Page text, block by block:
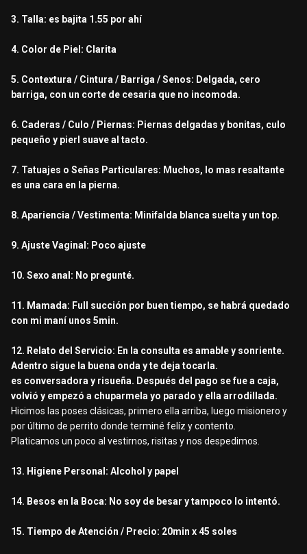
3. Talla: es bajita 1.55 por ahí
4. Color de Piel: Clarita
5. Contextura / Cintura / Barriga / Senos: Delgada, cero
barriga, con un corte de cesaria que no incomoda.
6. Caderas / Culo / Piernas: Piernas delgadas y bonitas, culo
pequeño y pierl suave al tacto.
7. Tatuajes o Señas Particulares: Muchos, lo mas resaltante
es una cara en la pierna.
8. Apariencia / Vestimenta: Minifalda blanca suelta y un top.
9. Ajuste Vaginal: Poco ajuste
10. Sexo anal: No pregunté.
11. Mamada: Full succión por buen tiempo, se habrá quedado
con mi maní unos 5min.
12. Relato del Servicio: En la consulta es amable y sonriente.
Adentro sigue la buena onda y te deja tocarla.
es conversadora y risueña. Después del pago se fue a caja,
volvió y empezó a chuparmela yo parado y ella arrodillada.
Hicimos las poses clásicas, primero ella arriba, luego misionero y
por último de perrito donde terminé felíz y contento.
Platicamos un poco al vestirnos, risitas y nos despedimos.
13. Higiene Personal: Alcohol y papel
14. Besos en la Boca: No soy de besar y tampoco lo intentó.
15. Tiempo de Atención / Precio: 20min x 45 soles